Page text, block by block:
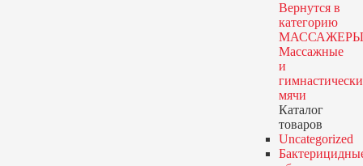
Вернутся в
категорию
Массажные
и
мячи
Каталог
товаров
Uncategorized